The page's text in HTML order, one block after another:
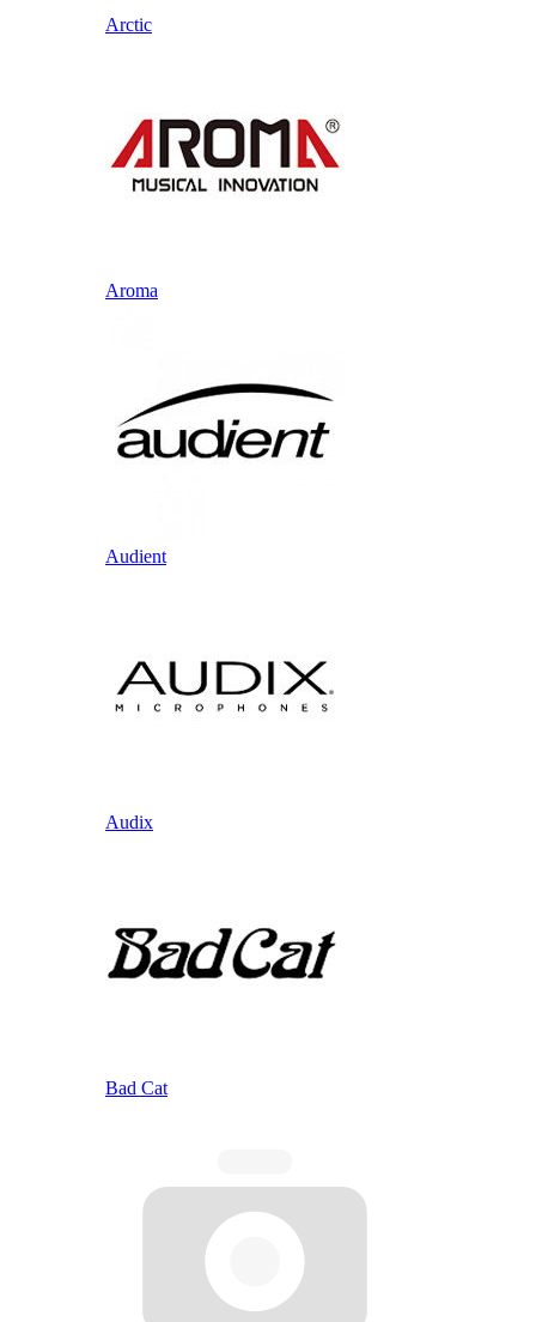
Arctic
Aroma
Audient
Audix
Bad Cat